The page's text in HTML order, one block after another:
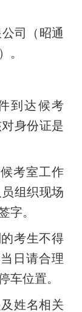
司（昭通
。
到达候考
身份证是
考室工作
组织现场
字。
考生不得
日请合理
车位置。
姓名相关